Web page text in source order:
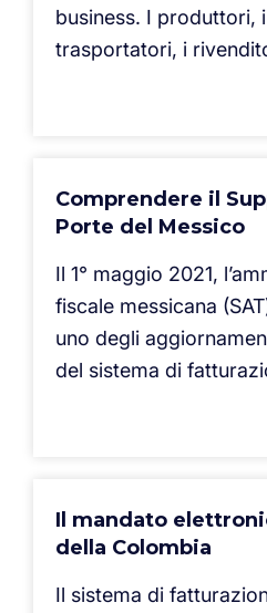
business. I produttori,
trasportatori, i
Comprendere il
Porte del Messico
Il 1° maggio 2021,
fiscale messicana
uno degli
del sistema di
Il mandato
della Colombia
Il sistema di